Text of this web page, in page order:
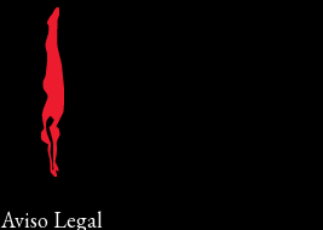
Aviso Legal